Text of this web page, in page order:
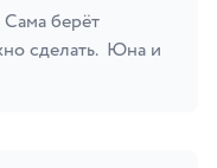
берёт
сделать. Юна и